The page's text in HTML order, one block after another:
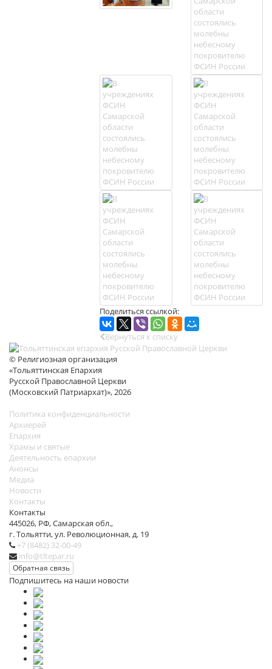
Поделиться ссылкой:
Вернуться к списку
© Религиозная организация
«Тольяттинская Епархия
Русской Православной Церкви
(Московский Патриархат)», 2026
Политика конфиденциальности
Архиерей
Епархия
Храмы и святые
Деятельность епархии
Анонсы
Медиа
Новости
Контакты
Контакты
445026, РФ, Самарская обл.,
г. Тольятти, ул. Революционная, д. 19
+7 (8482) 32-00-49
info@tltepar.ru
Обратная связь
Подпишитесь на наши новости